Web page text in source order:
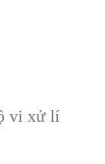
vi xử lí